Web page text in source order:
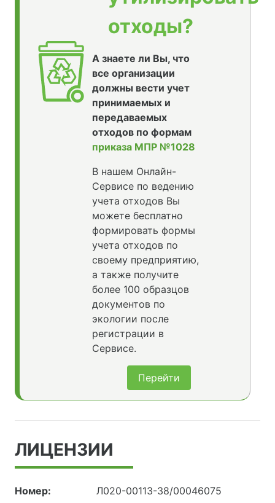
отходы?
А знаете ли Вы, что
все организации
должны вести учет
принимаемых и
передаваемых
отходов по формам
приказа МПР №1028
В нашем Онлайн-
Сервисе по ведению
учета отходов Вы
можете бесплатно
формировать формы
учета отходов по
своему предприятию,
а также получите
более 100 образцов
документов по
экологии после
регистрации в
Сервисе.
Перейти
ЛИЦЕНЗИИ
Номер: Л020-00113-38/00046075